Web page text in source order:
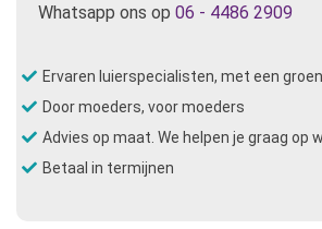
Whatsapp ons op 06 - 4486 2909
Ervaren luierspecialisten, met een
Door moeders, voor moeders
Advies op maat. We helpen je graag op
Betaal in termijnen